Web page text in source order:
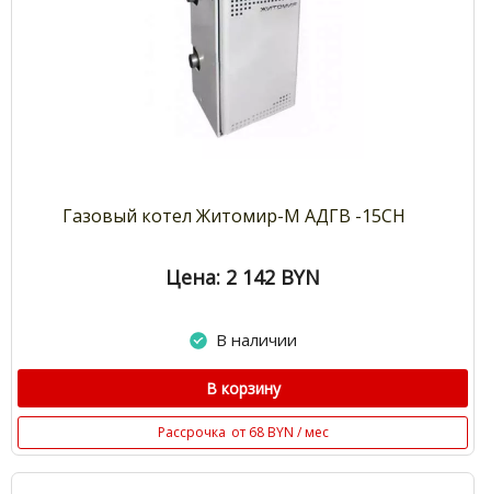
Газовый котел Житомир-М АДГВ -15СН
Цена: 2 142 BYN
В наличии
В корзину
Рассрочка от 68 BYN / мес